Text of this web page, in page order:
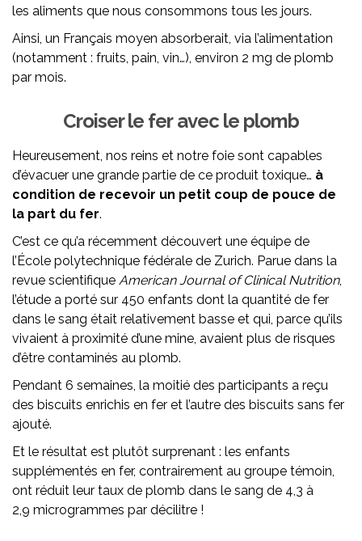
les aliments que nous consommons tous les jours.
Ainsi, un Français moyen absorberait, via l’alimentation
(notamment : fruits, pain, vin…), environ 2 mg de plomb
par mois.
Croiser le fer avec le plomb
Heureusement, nos reins et notre foie sont capables
d’évacuer une grande partie de ce produit toxique… à
condition de recevoir un petit coup de pouce de
la part du fer.
C’est ce qu’a récemment découvert une équipe de
l’École polytechnique fédérale de Zurich. Parue dans la
revue scientifique American Journal of Clinical Nutrition,
l’étude a porté sur 450 enfants dont la quantité de fer
dans le sang était relativement basse et qui, parce qu’ils
vivaient à proximité d’une mine, avaient plus de risques
d’être contaminés au plomb.
Pendant 6 semaines, la moitié des participants a reçu
des biscuits enrichis en fer et l’autre des biscuits sans fer
ajouté.
Et le résultat est plutôt surprenant : les enfants
supplémentés en fer, contrairement au groupe témoin,
ont réduit leur taux de plomb dans le sang de 4,3 à
2,9 microgrammes par décilitre !